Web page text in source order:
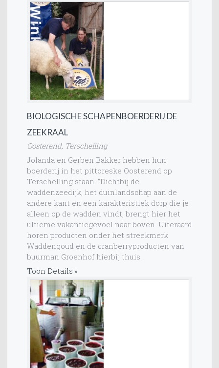
BIOLOGISCHE SCHAPENBOERDERIJ DE
ZEEKRAAL
Oosterend, Terschelling
Jolanda en Gerben Bakker hebben hun
boerderij in het pittoreske Oosterend op
Terschelling staan. “Dichtbij de
waddenzeedijk, het duinlandschap aan de
andere kant en een karakteristiek dorp die je
alleen op de wadden vindt, brengt hier het
ultieme vakantiegevoel naar boven. Uiteraard
horen producten onder het streekmerk
Waddengoud en de cranberryproducten van
buurman Groenhof hierbij thuis.
Toon Details